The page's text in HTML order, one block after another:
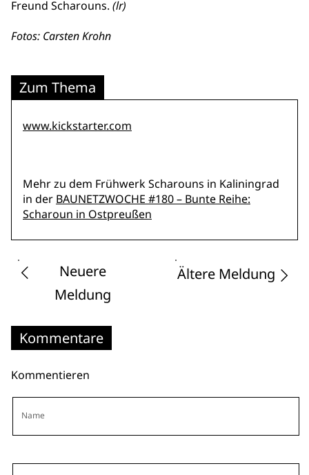
Freund Scharouns. (lr)
Fotos: Carsten Krohn
Zum Thema
www.kickstarter.com
Mehr zu dem Frühwerk Scharouns in Kaliningrad
in der BAUNETZWOCHE #180 – Bunte Reihe:
Scharoun in Ostpreußen
Neuere
Meldung
Ältere Meldung
Kommentare
Kommentieren
Name